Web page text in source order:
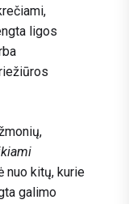
ligos
nuo kitų, kurie
galimo